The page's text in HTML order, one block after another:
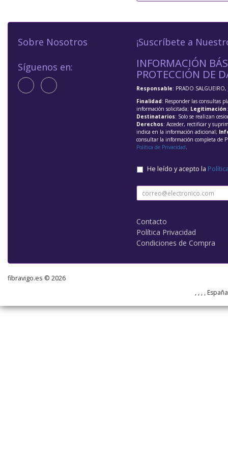
Sobre Nosotros
Síguenos en:
¡Suscríbete a
INFORMACIÓN
PROTECCIÓN DE
Responsable: PRADO SALGUEIRO,
Finalidad: Responder las consultas
información solicitada; Legitimación
Destinatarios: Solo se realizan
Derechos: Acceder, rectificar y
indica en la información adicional;
consultar la información completa de
Política de Privacidad.
He leído y acepto la
Contacto
Política Privacidad
Condiciones de Compra
fibravigo.es © 2026
, , , ,